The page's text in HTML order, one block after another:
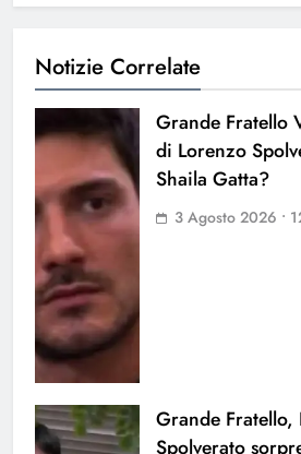
Notizie Correlate
Grande Fratello
di Lorenzo
Shaila Gatta?
3 Agosto 2026 •
Grande Fratello,
Spolverato